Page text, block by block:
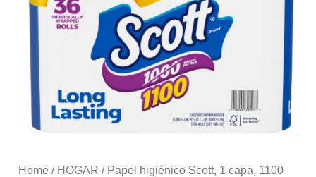
Home / HOGAR / Papel higiénico Scott, 1 capa, 1100